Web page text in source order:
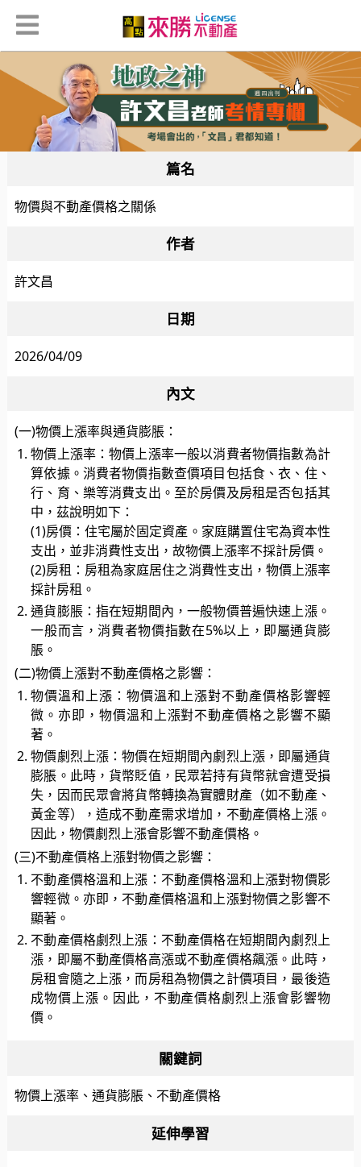
篇名
物價與不動產價格之關係
作者
許文昌
日期
2026/04/09
內文
(一)物價上漲率與通貨膨脹：
物價上漲率：物價上漲率一般以消費者物價指數為計
算依據。消費者物價指數查價項目包括食、衣、住、
行、育、樂等消費支出。至於房價及房租是否包括其
中，茲說明如下：
(1)房價：住宅屬於固定資產。家庭購置住宅為資本性
支出，並非消費性支出，故物價上漲率不採計房價。
(2)房租：房租為家庭居住之消費性支出，物價上漲率
採計房租。
通貨膨脹：指在短期間內，一般物價普遍快速上漲。
一般而言，消費者物價指數在5%以上，即屬通貨膨
脹。
(二)物價上漲對不動產價格之影響：
物價溫和上漲：物價溫和上漲對不動產價格影響輕
微。亦即，物價溫和上漲對不動產價格之影響不顯
著。
物價劇烈上漲：物價在短期間內劇烈上漲，即屬通貨
膨脹。此時，貨幣貶值，民眾若持有貨幣就會遭受損
失，因而民眾會將貨幣轉換為實體財產（如不動產、
黃金等），造成不動產需求增加，不動產價格上漲。
因此，物價劇烈上漲會影響不動產價格。
(三)不動產價格上漲對物價之影響：
不動產價格溫和上漲：不動產價格溫和上漲對物價影
響輕微。亦即，不動產價格溫和上漲對物價之影響不
顯著。
不動產價格劇烈上漲：不動產價格在短期間內劇烈上
漲，即屬不動產價格高漲或不動產價格飆漲。此時，
房租會隨之上漲，而房租為物價之計價項目，最後造
成物價上漲。因此，不動產價格劇烈上漲會影響物
價。
關鍵詞
物價上漲率、通貨膨脹、不動產價格
延伸學習